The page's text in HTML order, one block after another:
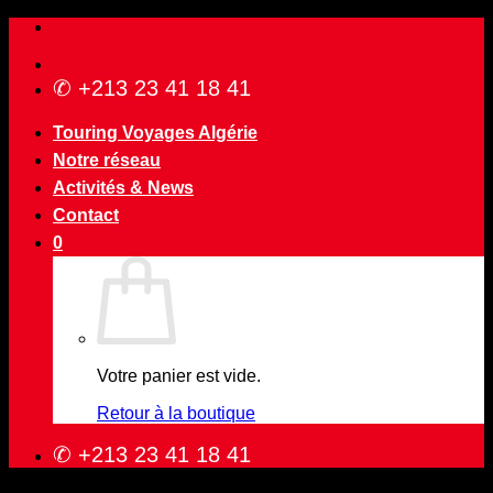
Passer
contenu
✆ +213 23 41 18 41
Touring Voyages Algérie
Notre réseau
Activités & News
Contact
0
Votre panier est vide.
Retour à la boutique
✆ +213 23 41 18 41